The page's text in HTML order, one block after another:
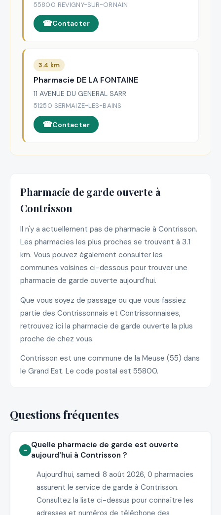
55800 REVIGNY-SUR-ORNAIN
Contacter
3.4 km
Pharmacie DE LA FONTAINE
11 AVENUE DU GENERAL SARR
51250 SERMAIZE-LES-BAINS
Contacter
Pharmacie de garde ouverte à
Contrisson
Il n'y a actuellement pas de pharmacie à Contrisson.
Les pharmacies les plus proches se trouvent à 3.1
km. Vous pouvez également consulter les
communes voisines ci-dessous pour trouver une
pharmacie de garde ouverte aujourd'hui.
Que vous soyez de passage ou que vous fassiez
partie des Contrissonnais et Contrissonnaises,
retrouvez ici la pharmacie de garde ouverte la plus
proche de chez vous.
Contrisson est une commune de la Meuse (55) dans
le Grand Est. Le code postal est 55800.
Questions fréquentes
Quelle pharmacie de garde est ouverte
aujourd'hui à Contrisson ?
Aujourd'hui, samedi 8 août 2026, 0 pharmacies
assurent le service de garde à Contrisson.
Consultez la liste ci-dessus pour connaître les
adresses et numéros de téléphone des